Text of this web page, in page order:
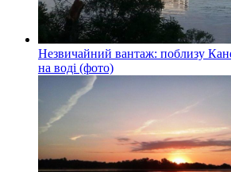
Незвичайний вантаж: поблизу
на воді (фото)